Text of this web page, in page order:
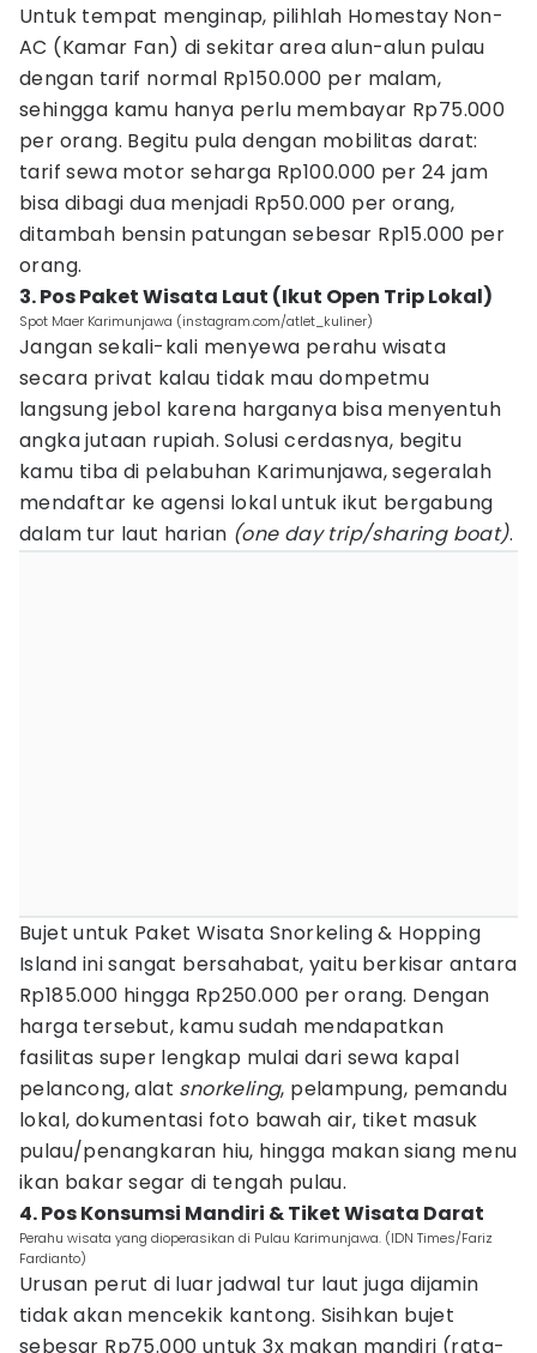
Untuk tempat menginap, pilihlah Homestay Non-
AC (Kamar Fan) di sekitar area alun-alun pulau
dengan tarif normal Rp150.000 per malam,
sehingga kamu hanya perlu membayar Rp75.000
per orang. Begitu pula dengan mobilitas darat:
tarif sewa motor seharga Rp100.000 per 24 jam
bisa dibagi dua menjadi Rp50.000 per orang,
ditambah bensin patungan sebesar Rp15.000 per
orang.
3. Pos Paket Wisata Laut (Ikut Open Trip Lokal)
Spot Maer Karimunjawa (instagram.com/atlet_kuliner)
Jangan sekali-kali menyewa perahu wisata
secara privat kalau tidak mau dompetmu
langsung jebol karena harganya bisa menyentuh
angka jutaan rupiah. Solusi cerdasnya, begitu
kamu tiba di pelabuhan Karimunjawa, segeralah
mendaftar ke agensi lokal untuk ikut bergabung
dalam tur laut harian (one day trip/sharing boat).
Bujet untuk Paket Wisata Snorkeling & Hopping
Island ini sangat bersahabat, yaitu berkisar antara
Rp185.000 hingga Rp250.000 per orang. Dengan
harga tersebut, kamu sudah mendapatkan
fasilitas super lengkap mulai dari sewa kapal
pelancong, alat snorkeling, pelampung, pemandu
lokal, dokumentasi foto bawah air, tiket masuk
pulau/penangkaran hiu, hingga makan siang menu
ikan bakar segar di tengah pulau.
4. Pos Konsumsi Mandiri & Tiket Wisata Darat
Perahu wisata yang dioperasikan di Pulau Karimunjawa. (IDN Times/Fariz
Fardianto)
Urusan perut di luar jadwal tur laut juga dijamin
tidak akan mencekik kantong. Sisihkan bujet
sebesar Rp75.000 untuk 3x makan mandiri (rata-